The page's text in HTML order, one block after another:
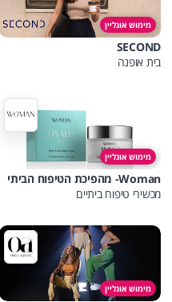
מימוש אונליין
SECOND
בית אופנה
מימוש אונליין
Woman- מהפיכת הטיפוח הביתי
מכשירי טיפוח ביתיים
מימוש אונליין